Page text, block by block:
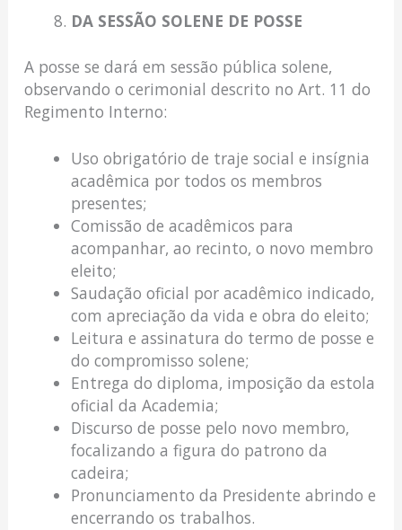
DA SESSÃO SOLENE DE POSSE
A posse se dará em sessão pública solene,
observando o cerimonial descrito no Art. 11 do
Regimento Interno:
Uso obrigatório de traje social e insígnia
acadêmica por todos os membros
presentes;
Comissão de acadêmicos para
acompanhar, ao recinto, o novo membro
eleito;
Saudação oficial por acadêmico indicado,
com apreciação da vida e obra do eleito;
Leitura e assinatura do termo de posse e
do compromisso solene;
Entrega do diploma, imposição da estola
oficial da Academia;
Discurso de posse pelo novo membro,
focalizando a figura do patrono da
cadeira;
Pronunciamento da Presidente abrindo e
encerrando os trabalhos.